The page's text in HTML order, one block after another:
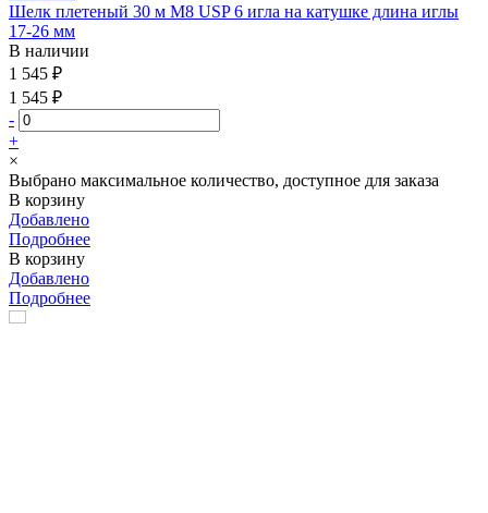
Шелк плетеный 30 м М8 USP 6 игла на катушке длина иглы
17-26 мм
В наличии
1 545 ₽
1 545 ₽
-
+
×
Выбрано максимальное количество, доступное для заказа
В корзину
Добавлено
Подробнее
В корзину
Добавлено
Подробнее